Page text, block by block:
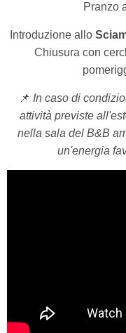
Pranzo
Introduzione allo
Chiusura con
📌 In caso di
attività previste
nella sala del B&B
un'energia